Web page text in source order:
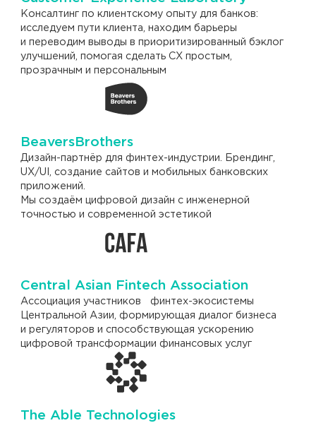
Консалтинг по клиентскому опыту для банков:
исследуем пути клиента, находим барьеры
и переводим выводы в приоритизированный бэклог
улучшений, помогая сделать CX простым,
прозрачным и персональным
BeaversBrothers
Дизайн-партнёр для финтех-индустрии. Брендинг,
UX/UI, создание сайтов и мобильных банковских
приложений.
Мы создаём цифровой дизайн с инженерной
точностью и современной эстетикой
Central Asian Fintech Association
Ассоциация участников финтех-экосистемы
Центральной Азии, формирующая диалог бизнеса
и регуляторов и способствующая ускорению
цифровой трансформации финансовых услуг
The Able Technologies